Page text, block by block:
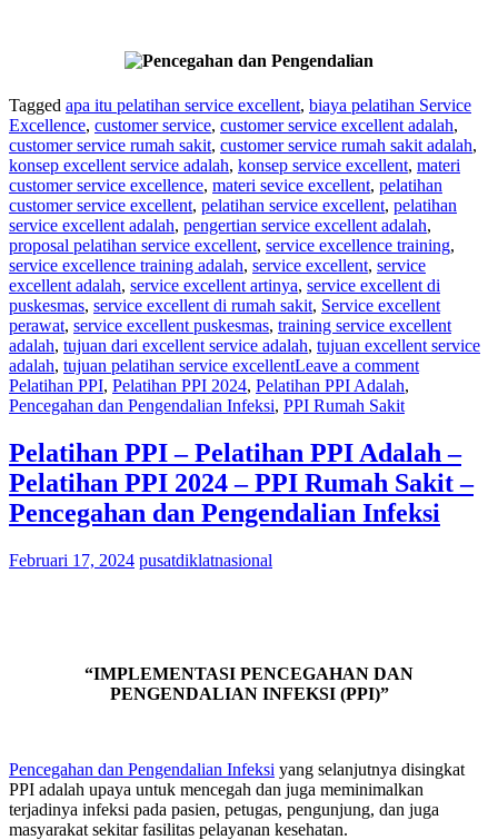
Tagged apa itu pelatihan service excellent, biaya pelatihan Service
Excellence, customer service, customer service excellent adalah,
customer service rumah sakit, customer service rumah sakit adalah,
konsep excellent service adalah, konsep service excellent, materi
customer service excellence, materi sevice excellent, pelatihan
customer service excellent, pelatihan service excellent, pelatihan
service excellent adalah, pengertian service excellent adalah,
proposal pelatihan service excellent, service excellence training,
service excellence training adalah, service excellent, service
excellent adalah, service excellent artinya, service excellent di
puskesmas, service excellent di rumah sakit, Service excellent
perawat, service excellent puskesmas, training service excellent
adalah, tujuan dari excellent service adalah, tujuan excellent service
adalah, tujuan pelatihan service excellentLeave a comment
Pelatihan PPI, Pelatihan PPI 2024, Pelatihan PPI Adalah,
Pencegahan dan Pengendalian Infeksi, PPI Rumah Sakit
Pelatihan PPI – Pelatihan PPI Adalah –
Pelatihan PPI 2024 – PPI Rumah Sakit –
Pencegahan dan Pengendalian Infeksi
Februari 17, 2024 pusatdiklatnasional
“IMPLEMENTASI PENCEGAHAN DAN
PENGENDALIAN INFEKSI (PPI)”
Pencegahan dan Pengendalian Infeksi yang selanjutnya disingkat
PPI adalah upaya untuk mencegah dan juga meminimalkan
terjadinya infeksi pada pasien, petugas, pengunjung, dan juga
masyarakat sekitar fasilitas pelayanan kesehatan.